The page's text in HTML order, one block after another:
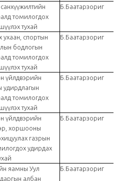
томилогдох
тухай
Б.Баатарзориг
спортын
бодлогын
томилогдох
тухай
Б.Баатарзориг
үйлдвэрийн
удирдлагын
томилогдох
тухай
Б.Баатарзориг
үйлдвэрийн
хоршооны
газрын
удирдах
Б.Баатарзориг
яамны Уул
албан
Б.Баатарзориг